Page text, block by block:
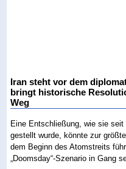
Iran steht vor dem
bringt historische
Weg
Eine Entschließung, wie sie
gestellt wurde, könnte zur
dem Beginn des Atomstreits
„Doomsday“-Szenario in Gang